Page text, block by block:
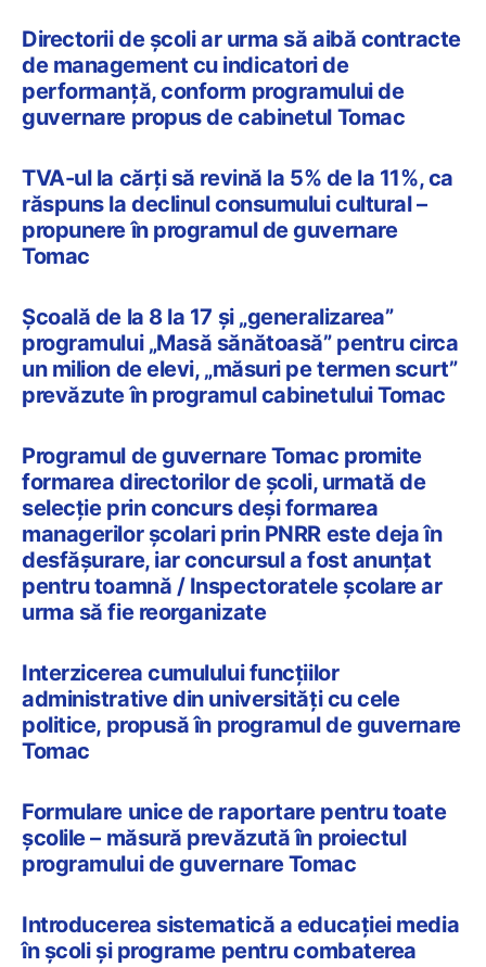
Directorii de școli ar urma să aibă contracte
de management cu indicatori de
performanță, conform programului de
guvernare propus de cabinetul Tomac
TVA-ul la cărți să revină la 5% de la 11%, ca
răspuns la declinul consumului cultural –
propunere în programul de guvernare
Tomac
Școală de la 8 la 17 și „generalizarea”
programului „Masă sănătoasă” pentru circa
un milion de elevi, „măsuri pe termen scurt”
prevăzute în programul cabinetului Tomac
Programul de guvernare Tomac promite
formarea directorilor de școli, urmată de
selecție prin concurs deși formarea
managerilor școlari prin PNRR este deja în
desfășurare, iar concursul a fost anunțat
pentru toamnă / Inspectoratele școlare ar
urma să fie reorganizate
Interzicerea cumulului funcțiilor
administrative din universități cu cele
politice, propusă în programul de guvernare
Tomac
Formulare unice de raportare pentru toate
școlile – măsură prevăzută în proiectul
programului de guvernare Tomac
Introducerea sistematică a educației media
în școli și programe pentru combaterea